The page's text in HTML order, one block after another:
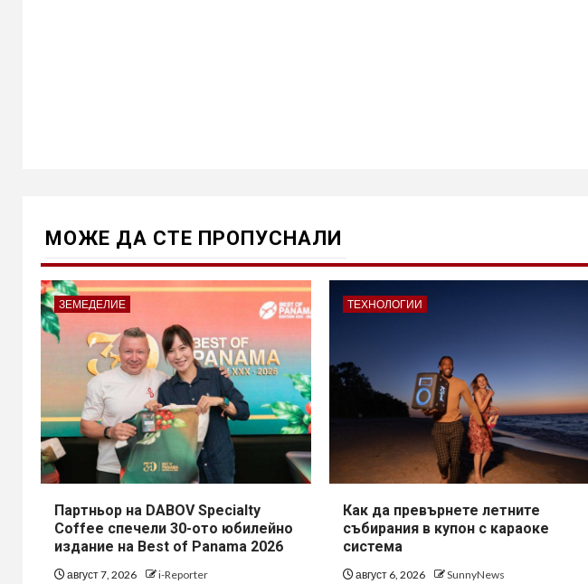
МОЖE ДА СТЕ ПРОПУСНАЛИ
ЗЕМЕДЕЛИЕ
Партньор на DABOV Specialty
Coffee спечели 30-ото юбилейно
издание на Best of Panama 2026
август 7, 2026 i-Reporter
ТЕХНОЛОГИИ
Как да превърнете летните
събирания в купон с караоке
система
август 6, 2026 SunnyNews